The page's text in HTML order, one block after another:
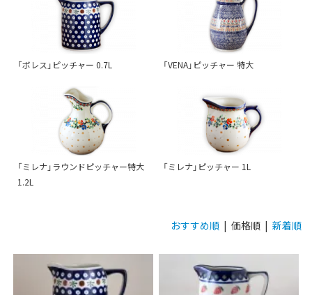
「ボレス」ピッチャー 0.7L 「VENA」ピッチャー 特大
「ミレナ」ラウンドピッチャー特大
1.2L
「ミレナ」ピッチャー 1L
おすすめ順 | 価格順 | 新着順